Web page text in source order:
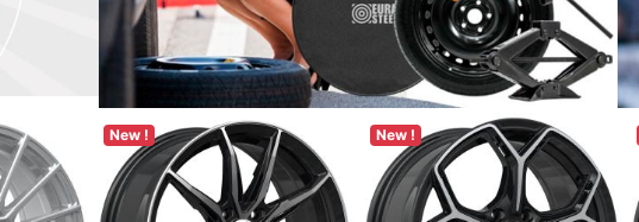
New ! New !